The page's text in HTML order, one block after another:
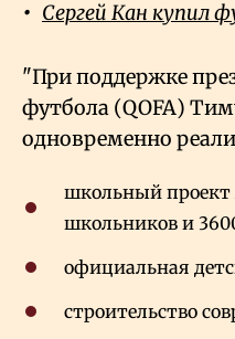
Сергей Кан купил
"При поддержке
футбола (QOFA)
одновременно
школьный проект
школьников и
официальная
строительство